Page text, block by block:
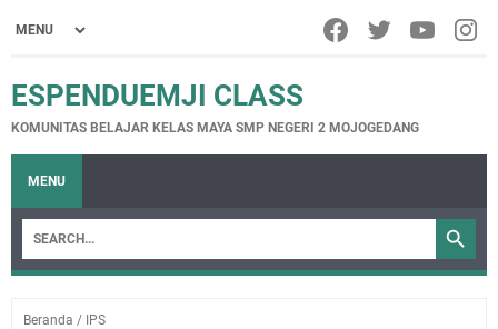
ESPENDUEMJI CLASS
KOMUNITAS BELAJAR KELAS MAYA SMP NEGERI 2 MOJOGEDANG
MENU
Beranda / IPS